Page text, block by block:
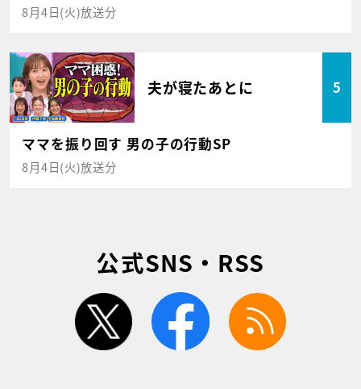
8月4日(火)放送分
夫が寝たあとに 5
ママを振り回す 男の子の行動SP
8月4日(火)放送分
公式SNS・RSS
twitter facebook